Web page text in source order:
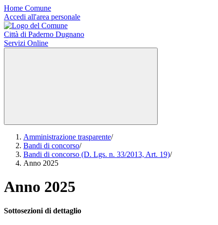
Home Comune
Accedi all'area personale
Città di Paderno Dugnano
Servizi Online
Amministrazione trasparente/
Bandi di concorso/
Bandi di concorso (D. Lgs. n. 33/2013, Art. 19)/
Anno 2025
Anno 2025
Sottosezioni di dettaglio